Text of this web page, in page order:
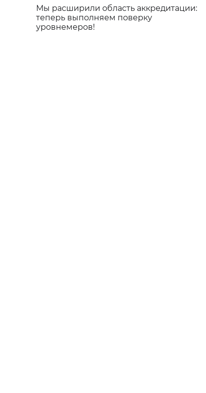
Мы расширили область аккредитации:
теперь выполняем поверку
уровнемеров!